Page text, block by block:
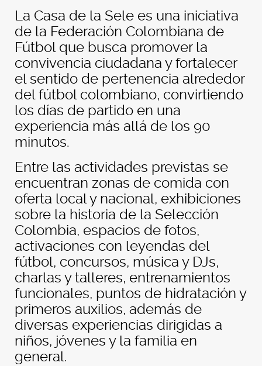
La Casa de la Sele es una iniciativa
de la Federación Colombiana de
Fútbol que busca promover la
convivencia ciudadana y fortalecer
el sentido de pertenencia alrededor
del fútbol colombiano, convirtiendo
los días de partido en una
experiencia más allá de los 90
minutos.
Entre las actividades previstas se
encuentran zonas de comida con
oferta local y nacional, exhibiciones
sobre la historia de la Selección
Colombia, espacios de fotos,
activaciones con leyendas del
fútbol, concursos, música y DJs,
charlas y talleres, entrenamientos
funcionales, puntos de hidratación y
primeros auxilios, además de
diversas experiencias dirigidas a
niños, jóvenes y la familia en
general.